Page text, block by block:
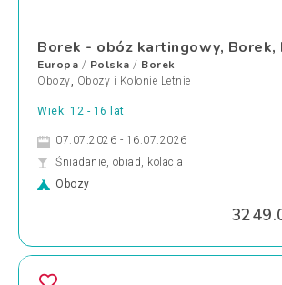
Borek - obóz kartingowy, Borek,
Europa / Polska / Borek
Obozy, Obozy i Kolonie Letnie
Wiek: 12 - 16 lat
07.07.2026 - 16.07.2026
Śniadanie, obiad, kolacja
Obozy